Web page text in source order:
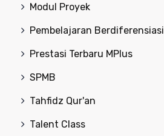
Modul Proyek
Pembelajaran Berdiferensiasi
Prestasi Terbaru MPlus
SPMB
Tahfidz Qur'an
Talent Class